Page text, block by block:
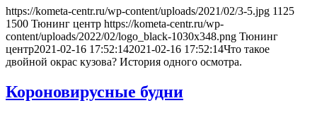
https://kometa-centr.ru/wp-content/uploads/2021/02/3-5.jpg 1125
1500 Тюнинг центр https://kometa-centr.ru/wp-
content/uploads/2022/02/logo_black-1030x348.png Тюнинг
центр2021-02-16 17:52:142021-02-16 17:52:14Что такое
двойной окрас кузова? История одного осмотра.
Короновирусные будни